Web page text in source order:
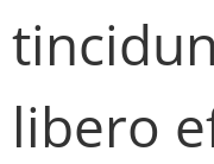
libero